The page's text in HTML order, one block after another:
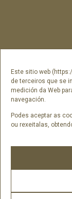
Este sitio web
de terceiros que se
medición da Web
navegación.
Podes aceptar as
ou rexeitalas,